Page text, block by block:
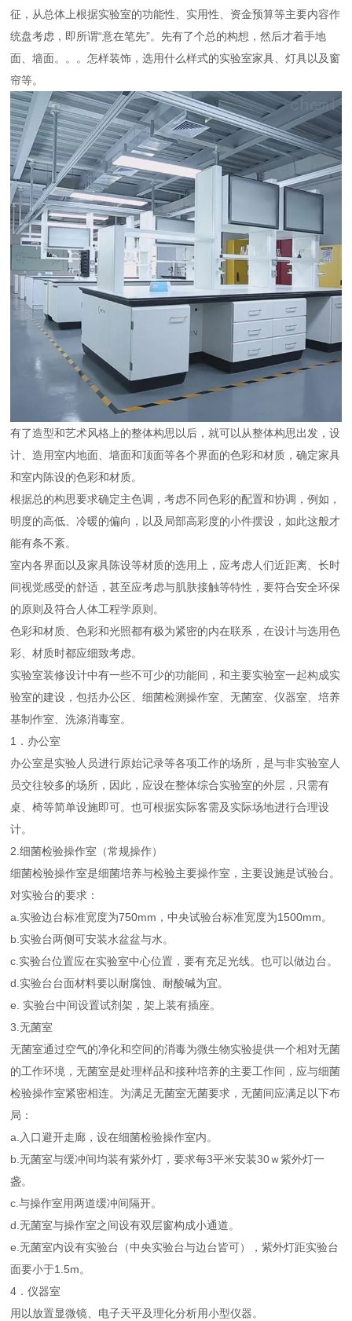
征，从总体上根据实验室的功能性、实用性、资金预算等主要内容作
统盘考虑，即所谓“意在笔先”。先有了个总的构想，然后才着手地
面、墙面。。。怎样装饰，选用什么样式的实验室家具、灯具以及窗
帘等。
有了造型和艺术风格上的整体构思以后，就可以从整体构思出发，设
计、造用室内地面、墙面和顶面等各个界面的色彩和材质，确定家具
和室内陈设的色彩和材质。
根据总的构思要求确定主色调，考虑不同色彩的配置和协调，例如，
明度的高低、冷暖的偏向，以及局部高彩度的小件摆设，如此这般才
能有条不紊。
室内各界面以及家具陈设等材质的选用上，应考虑人们近距离、长时
间视觉感受的舒适，甚至应考虑与肌肤接触等特性，要符合安全环保
的原则及符合人体工程学原则。
色彩和材质、色彩和光照都有极为紧密的内在联系，在设计与选用色
彩、材质时都应细致考虑。
实验室装修设计中有一些不可少的功能间，和主要实验室一起构成实
验室的建设，包括办公区、细菌检测操作室、无菌室、仪器室、培养
基制作室、洗涤消毒室。
1．办公室
办公室是实验人员进行原始记录等各项工作的场所，是与非实验室人
员交往较多的场所，因此，应设在整体综合实验室的外层，只需有
桌、椅等简单设施即可。也可根据实际客需及实际场地进行合理设
计。
2.细菌检验操作室（常规操作）
细菌检验操作室是细菌培养与检验主要操作室，主要设施是试验台。
对实验台的要求：
a.实验边台标准宽度为750mm，中央试验台标准宽度为1500mm。
b.实验台两侧可安装水盆盆与水。
c.实验台位置应在实验室中心位置，要有充足光线。也可以做边台。
d.实验台台面材料要以耐腐蚀、耐酸碱为宜。
e. 实验台中间设置试剂架，架上装有插座。
3.无菌室
无菌室通过空气的净化和空间的消毒为微生物实验提供一个相对无菌
的工作环境，无菌室是处理样品和接种培养的主要工作间，应与细菌
检验操作室紧密相连。为满足无菌室无菌要求，无菌间应满足以下布
局：
a.入口避开走廊，设在细菌检验操作室内。
b.无菌室与缓冲间均装有紫外灯，要求每3平米安装30ｗ紫外灯一
盏。
c.与操作室用两道缓冲间隔开。
d.无菌室与操作室之间设有双层窗构成小通道。
e.无菌室内设有实验台（中央实验台与边台皆可），紫外灯距实验台
面要小于1.5m。
4．仪器室
用以放置显微镜、电子天平及理化分析用小型仪器。